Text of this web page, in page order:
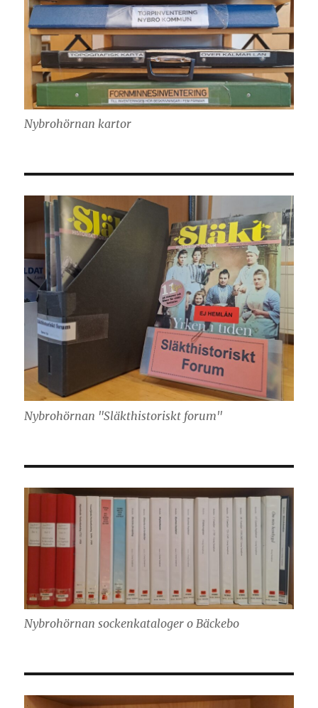
Nybrohörnan kartor
Nybrohörnan "Släkthistoriskt forum"
Nybrohörnan sockenkataloger o Bäckebo